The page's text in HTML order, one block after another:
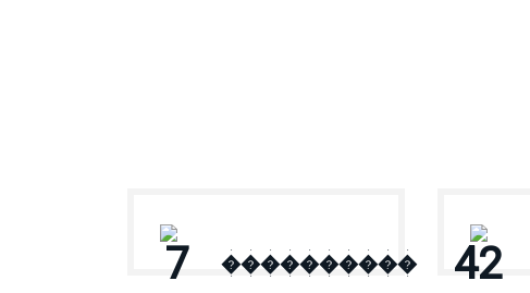
7 ���������� 42